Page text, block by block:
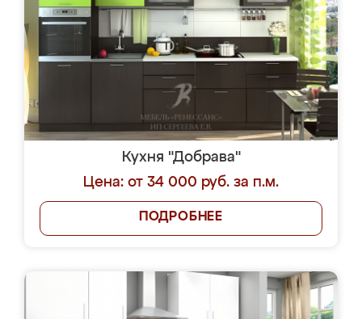
Кухня "Добрава"
Цена: от 34 000 руб. за п.м.
ПОДРОБНЕЕ